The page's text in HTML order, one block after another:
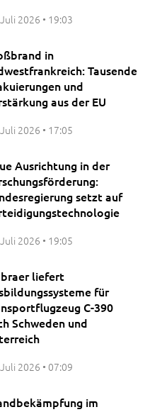
2026 19:03
in
Tausende
und
aus der EU
2026 17:05
Ausrichtung in der
setzt auf
2026 19:05
liefert
für
C-390
Schweden und
2026 07:09
im